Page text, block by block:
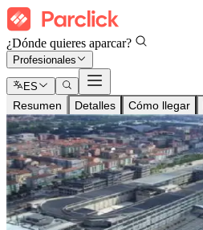
¿Dónde quieres aparcar?
Profesionales
ES
Resumen Detalles Cómo llegar